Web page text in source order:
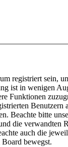
registriert sein,
ist in wenigen
Funktionen
Benutzern
Beachte bitte
die verwandten
auch die
bewegst.